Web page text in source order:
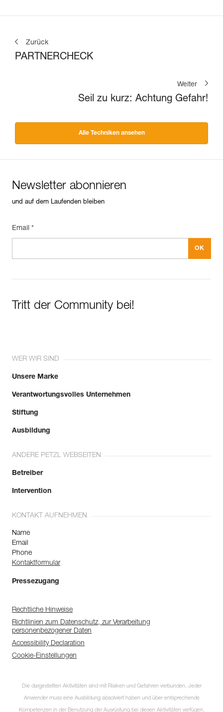
Zurück
PARTNERCHECK
Weiter
Seil zu kurz: Achtung Gefahr!
Alle Techniken ansehen
Newsletter abonnieren
und auf dem Laufenden bleiben
Email *
Tritt der Community bei!
WER WIR SIND
Unsere Marke
Verantwortungsvolles Unternehmen
Stiftung
Ausbildung
ANDERE PETZL WEBSEITEN
Betreiber
Intervention
KONTAKT AUFNEHMEN
Name
Email
Phone
Kontaktformular
Pressezugang
Rechtliche Hinweise
Richtlinien zum Datenschutz, zur Verarbeitung
personenbezogener Daten
Accessibility Declaration
Cookie-Einstellungen
Die dargestellten Aktivitäten sind mit Risiken und Gefahren verbunden. Jeder
Anwender muss eine Ausbildung absolviert haben und über entsprechende
Kompetenzen in der Benutzung der Ausrüstung bei diesen Aktivitäten verfügen.